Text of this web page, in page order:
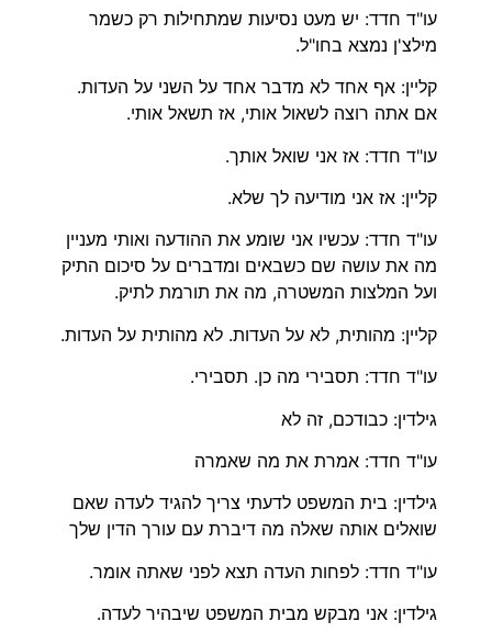
עו"ד חדד: יש מעט נסיעות שמתחילות רק כשמר
מילצ'ן נמצא בחו"ל.
קליין: אף אחד לא מדבר אחד על השני על העדות.
אם אתה רוצה לשאול אותי, אז תשאל אותי.
עו"ד חדד: אז אני שואל אותך.
קליין: אז אני מודיעה לך שלא.
עו"ד חדד: עכשיו אני שומע את ההודעה ואותי מעניין
מה את עושה שם כשבאים ומדברים על סיכום התיק
ועל המלצות המשטרה, מה את תורמת לתיק.
קליין: מהותית, לא על העדות. לא מהותית על העדות.
עו"ד חדד: תסבירי מה כן. תסבירי.
גילדין: כבודכם, זה לא
עו"ד חדד: אמרת את מה שאמרה
גילדין: בית המשפט לדעתי צריך להגיד לעדה שאם
שואלים אותה שאלה מה דיברת עם עורך הדין שלך
עו"ד חדד: לפחות העדה תצא לפני שאתה אומר.
גילדין: אני מבקש מבית המשפט שיבהיר לעדה.